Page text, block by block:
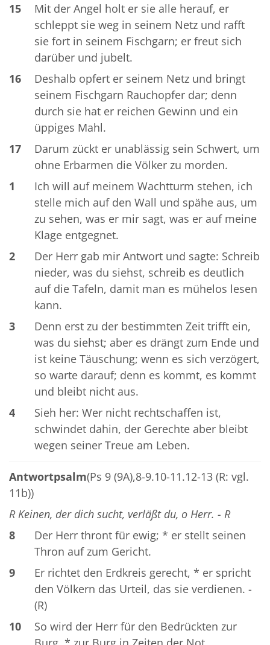
15
Mit der Angel holt er sie alle herauf, er
schleppt sie weg in seinem Netz und rafft
sie fort in seinem Fischgarn; er freut sich
darüber und jubelt.
16
Deshalb opfert er seinem Netz und bringt
seinem Fischgarn Rauchopfer dar; denn
durch sie hat er reichen Gewinn und ein
üppiges Mahl.
17
Darum zückt er unablässig sein Schwert, um
ohne Erbarmen die Völker zu morden.
1
Ich will auf meinem Wachtturm stehen, ich
stelle mich auf den Wall und spähe aus, um
zu sehen, was er mir sagt, was er auf meine
Klage entgegnet.
2
Der Herr gab mir Antwort und sagte: Schreib
nieder, was du siehst, schreib es deutlich
auf die Tafeln, damit man es mühelos lesen
kann.
3
Denn erst zu der bestimmten Zeit trifft ein,
was du siehst; aber es drängt zum Ende und
ist keine Täuschung; wenn es sich verzögert,
so warte darauf; denn es kommt, es kommt
und bleibt nicht aus.
4
Sieh her: Wer nicht rechtschaffen ist,
schwindet dahin, der Gerechte aber bleibt
wegen seiner Treue am Leben.
Antwortpsalm(Ps 9 (9A),8-9.10-11.12-13 (R: vgl.
11b))
R Keinen, der dich sucht, verläßt du, o Herr. - R
8
Der Herr thront für ewig; * er stellt seinen
Thron auf zum Gericht.
9
Er richtet den Erdkreis gerecht, * er spricht
den Völkern das Urteil, das sie verdienen. -
(R)
10
So wird der Herr für den Bedrückten zur